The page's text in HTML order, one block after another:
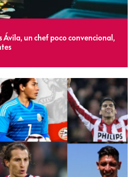
Ávila, un chef poco convencional,